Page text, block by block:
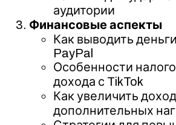
аудитории
Финансовые аспекты
Как выводить
PayPal
Особенности
дохода с TikTok
Как увеличить
дополнительных